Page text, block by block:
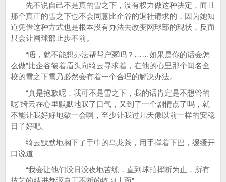
先不说自己不是真的雪之下，没有权力做这种决定，而且
那个真正的雪之下也不会同意比企谷的退社请求的，因为她知
道凭借这种方式也是根本没有办法去改变网球部的现状，反而
只会让网球部止步不前。
“唔，就不能想办法帮帮户冢吗？……如果是你的话会怎
么做”比企谷皱着眉头向绮云寻求着，在他的心里那个闻名全
校的雪之下雪乃必然会有着一个合理的解决办法。
“真是抱歉呢，我可不是雪之下，我的话肯定是不想管的
呢”绮云在心里默默地叹了口气，又到了一个剧情点了吗，就
不能让我好好地歇一会啊，至少让我过几天像以前一样的安稳
日子好吧。
绮云默默地搁下了手中的乌龙茶，用手撑着下巴，缓缓开
口说道
“我会让他们没日没夜地苦练，直到球拍挥断为止，所有